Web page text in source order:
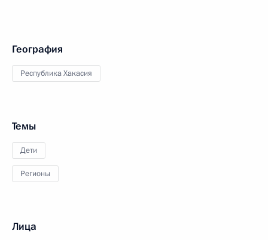
География
Республика Хакасия
Темы
Дети
Регионы
Лица